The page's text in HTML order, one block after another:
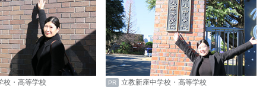
校・高等学校 立教新座中学校・高等学校